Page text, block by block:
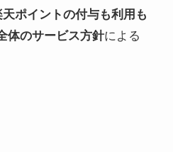
ポイントの付与も利用も
体のサービス方針による